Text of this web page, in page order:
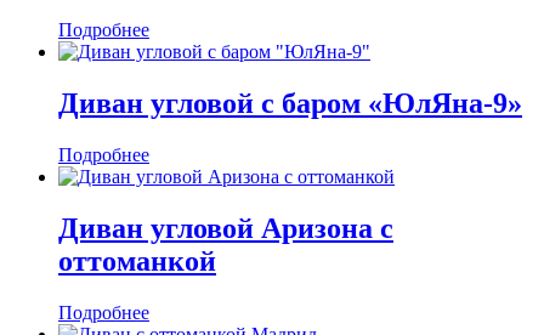
Подробнее
Диван угловой с баром «ЮлЯна-9»
Подробнее
Диван угловой Аризона с
оттоманкой
Подробнее